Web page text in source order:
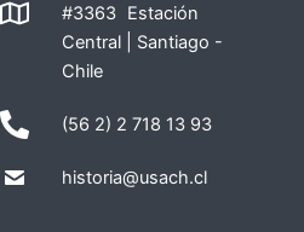
#3363 Estación
Central | Santiago -
Chile
(56 2) 2 718 13 93
historia@usach.cl